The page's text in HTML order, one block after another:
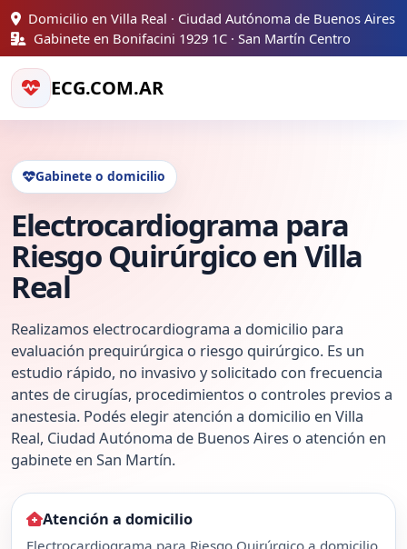
Domicilio en Villa Real · Ciudad Autónoma de Buenos Aires
Gabinete en Bonifacini 1929 1C · San Martín Centro
ECG.COM.AR
Gabinete o domicilio
Electrocardiograma para
Riesgo Quirúrgico en Villa
Real
Realizamos electrocardiograma a domicilio para
evaluación prequirúrgica o riesgo quirúrgico. Es un
estudio rápido, no invasivo y solicitado con frecuencia
antes de cirugías, procedimientos o controles previos a
anestesia. Podés elegir atención a domicilio en Villa
Real, Ciudad Autónoma de Buenos Aires o atención en
gabinete en San Martín.
Atención a domicilio
Electrocardiograma para Riesgo Quirúrgico a domicilio